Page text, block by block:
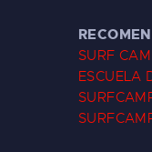
SURF
ESCUELA